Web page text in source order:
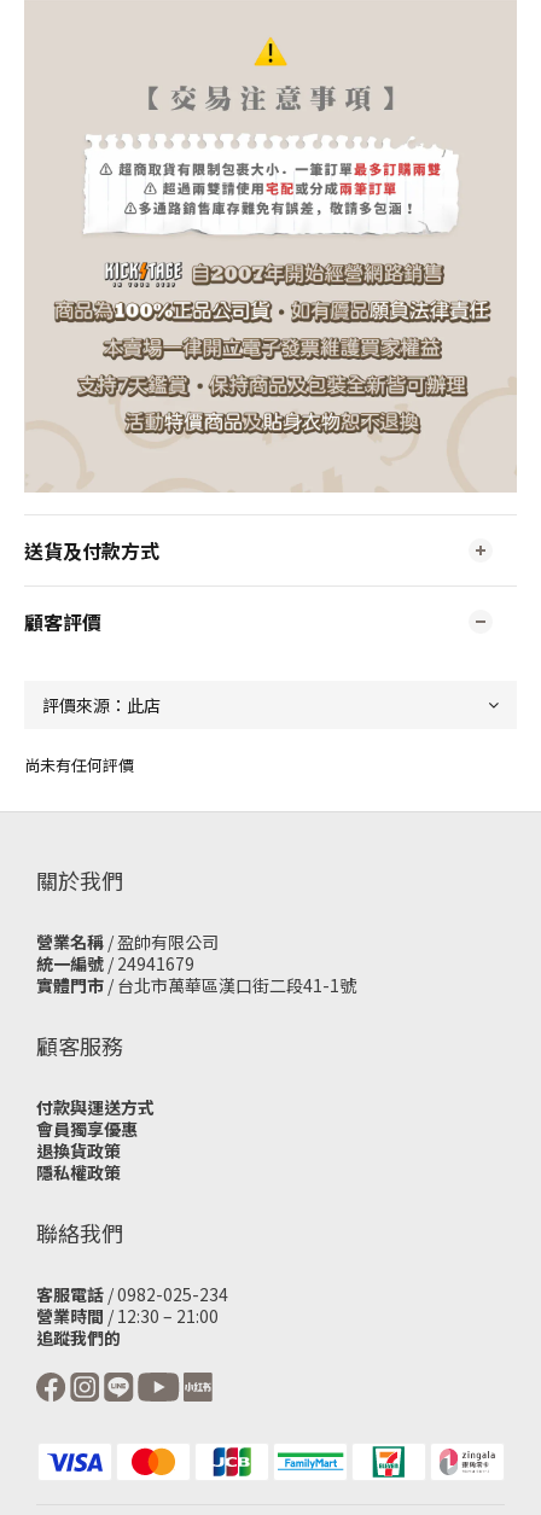
送貨及付款方式
顧客評價
尚未有任何評價
關於我們
營業名稱 / 盈帥有限公司
統一編號 / 24941679
實體門市 / 台北市萬華區漢口街二段41-1號
顧客服務
付款與運送方式
會員獨享優惠
退換貨政策
隱私權政策
聯絡我們
客服電話 / 0982-025-234
營業時間 / 12:30 – 21:00
追蹤我們的